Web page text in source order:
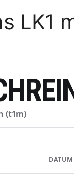
LK1
(t1m)
DATUM